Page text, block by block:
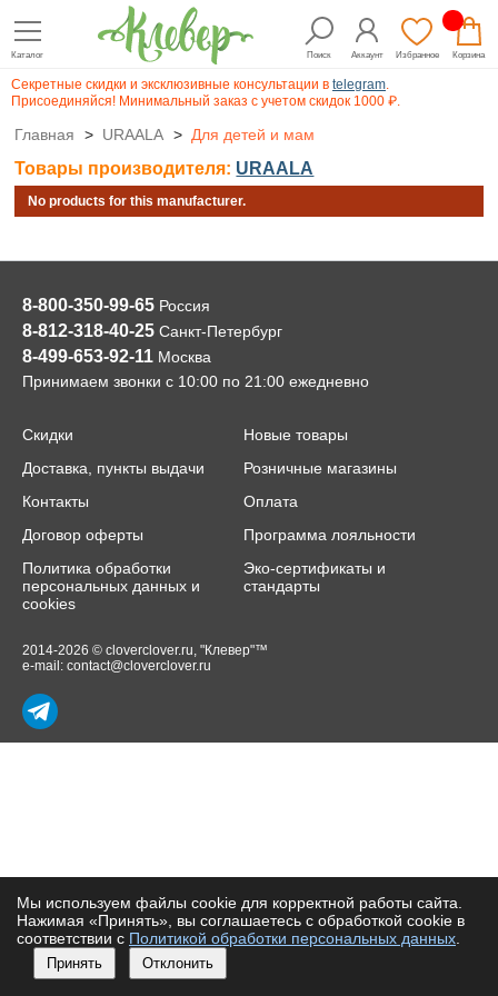
Каталог Поиск Аккаунт Избранное Корзина
Секретные скидки и эксклюзивные консультации в telegram.
Присоединяйся! Минимальный заказ с учетом скидок 1000 ₽.
Главная > URAALA > Для детей и мам
Товары производителя: URAALA
No products for this manufacturer.
8-800-350-99-65 Россия
8-812-318-40-25 Санкт-Петербург
8-499-653-92-11 Москва
Принимаем звонки с 10:00 по 21:00 ежедневно
Скидки
Новые товары
Доставка, пункты выдачи
Розничные магазины
Контакты
Оплата
Договор оферты
Программа лояльности
Политика обработки
персональных данных и
cookies
Эко-сертификаты и
стандарты
2014-2026 © cloverclover.ru, "Клевер"™
e-mail: contact@cloverclover.ru
Мы используем файлы cookie для корректной работы сайта.
Нажимая «Принять», вы соглашаетесь с обработкой cookie в
соответствии с Политикой обработки персональных данных
Принять Отклонить